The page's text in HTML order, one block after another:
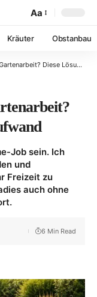
Aa
Kräuter Obstanbau
Diese Lösungen sparen Aufwand
Job sein. Ich
und
Freizeit zu
auch ohne
6 Min Read